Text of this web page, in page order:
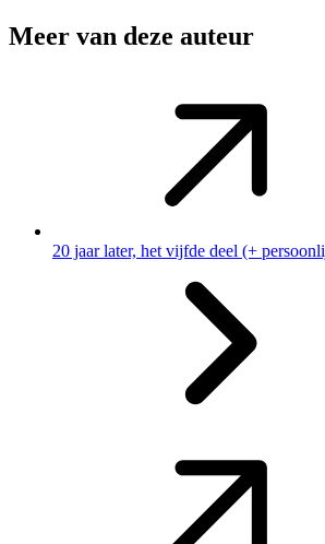
Meer van deze auteur
20 jaar later, het vijfde deel (+